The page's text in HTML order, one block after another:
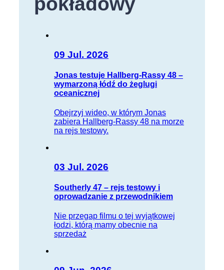
09 Jul. 2026
Jonas testuje Hallberg-Rassy 48 –
wymarzoną łódź do żeglugi
oceanicznej
Obejrzyj wideo, w którym Jonas
zabiera Hallberg-Rassy 48 na morze
na rejs testowy.
03 Jul. 2026
Southerly 47 – rejs testowy i
oprowadzanie z przewodnikiem
Nie przegap filmu o tej wyjątkowej
łodzi, którą mamy obecnie na
sprzedaż